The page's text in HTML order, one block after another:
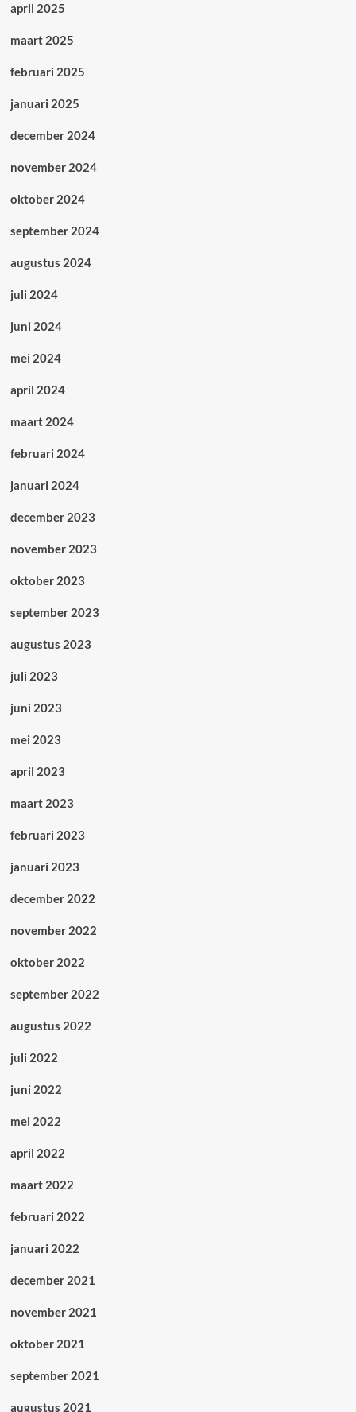
april 2025
maart 2025
februari 2025
januari 2025
december 2024
november 2024
oktober 2024
september 2024
augustus 2024
juli 2024
juni 2024
mei 2024
april 2024
maart 2024
februari 2024
januari 2024
december 2023
november 2023
oktober 2023
september 2023
augustus 2023
juli 2023
juni 2023
mei 2023
april 2023
maart 2023
februari 2023
januari 2023
december 2022
november 2022
oktober 2022
september 2022
augustus 2022
juli 2022
juni 2022
mei 2022
april 2022
maart 2022
februari 2022
januari 2022
december 2021
november 2021
oktober 2021
september 2021
augustus 2021